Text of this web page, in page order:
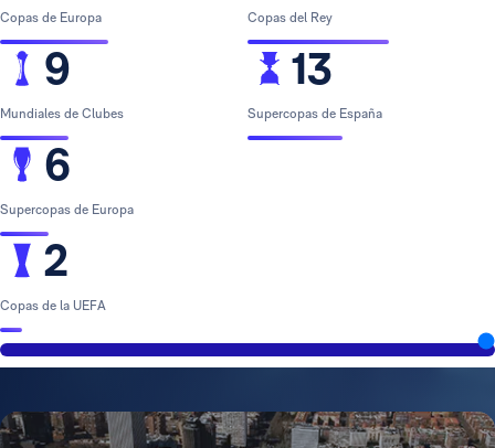
Copas de Europa
9
Mundiales de Clubes
6
Supercopas de Europa
2
Copas de la UEFA
Copas del Rey
13
Supercopas de España